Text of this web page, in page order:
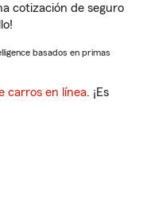
cotización de seguro
basados en primas
carros en línea. ¡Es